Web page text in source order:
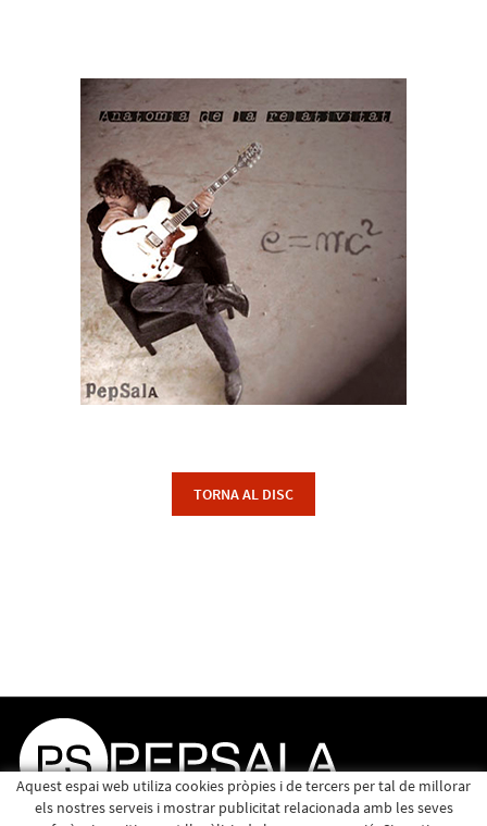
TORNA AL DISC
Aquest espai web utiliza cookies pròpies i de tercers per tal de millorar
els nostres serveis i mostrar publicitat relacionada amb les seves